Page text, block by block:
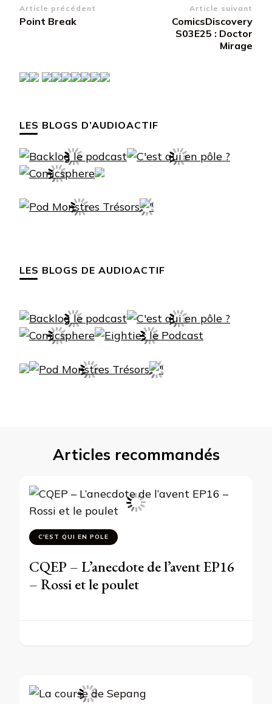
Navigation
d’article
Article précédent
Point Break
Article suivant
ComicsDiscovery
S03E25 : Doctor
Mirage
LES BLOGS D’AUDIOACTIF
LES BLOGS DE AUDIOACTIF
Articles recommandés
C'EST QUI EN POLE
CQEP – L’anecdote de l’avent EP16
– Rossi et le poulet